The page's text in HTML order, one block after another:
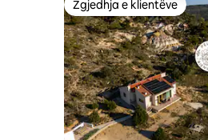
Zgjedhja e klientëve
Zgjedhja e klientëve